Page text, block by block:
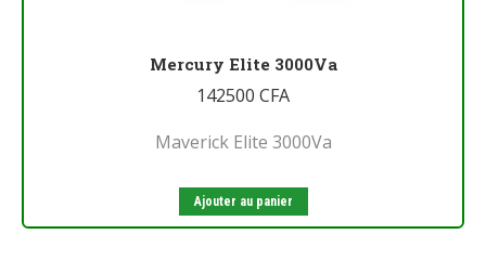
Mercury Elite 3000Va
142500 CFA
Maverick Elite 3000Va
Ajouter au panier